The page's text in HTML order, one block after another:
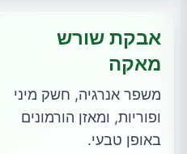
אבקת שורש
מאקה
משפר אנרגיה, חשק מיני
ופוריות, ומאזן הורמונים
באופן טבעי.